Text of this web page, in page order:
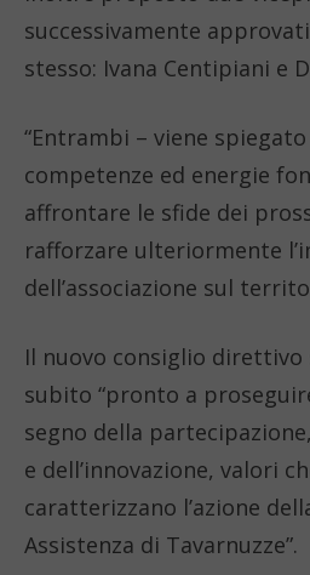
successivamente
stesso: Ivana Centipiani e
“Entrambi – viene
competenze ed energie
affrontare le sfide dei
rafforzare ulteriormente
dell’associazione sul
Il nuovo consiglio
subito “pronto a
segno della
e dell’innovazione, valori
caratterizzano l’azione
Assistenza di Tavarnuzze”.